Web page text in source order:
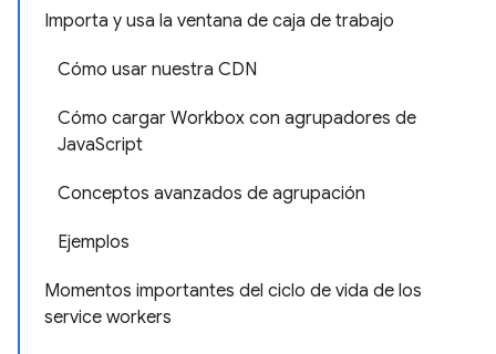
Importa y usa la ventana de caja de trabajo
Cómo usar nuestra CDN
Cómo cargar Workbox con agrupadores de
JavaScript
Conceptos avanzados de agrupación
Ejemplos
Momentos importantes del ciclo de vida de los
service workers